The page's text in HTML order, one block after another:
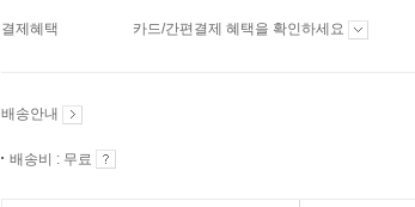
결제혜택 카드/간편결제 혜택을 확인하세요
배송안내
배송비 : 무료